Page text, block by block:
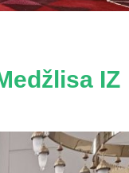
IZ